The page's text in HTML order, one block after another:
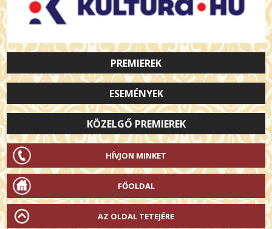
PREMIEREK
ESEMÉNYEK
KÖZELGŐ PREMIEREK
HÍVJON MINKET
FŐOLDAL
AZ OLDAL TETEJÉRE